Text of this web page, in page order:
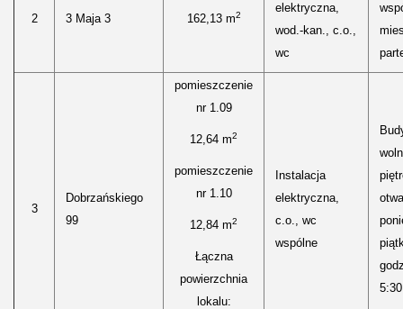
2 3 Maja 3 162,13 m2
elektryczna,
wod.-kan., c.o.,
wc
3
Dobrzańskiego
99
pomieszczenie
nr 1.09
12,64 m2
pomieszczenie
nr 1.10
12,84 m2
Łączna
powierzchnia
lokalu:
Instalacja
elektryczna,
c.o., wc
wspólne